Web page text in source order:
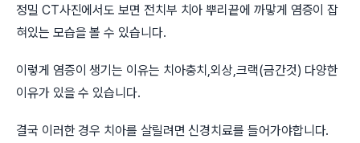
정밀 CT사진에서도 보면 전치부 치아 뿌리끝에 까맣게 염증이 잡
혀있는 모습을 볼 수 있습니다.
이렇게 염증이 생기는 이유는 치아충치,외상,크랙(금간것) 다양한
이유가 있을 수 있습니다.
결국 이러한 경우 치아를 살릴려면 신경치료를 들어가야합니다.